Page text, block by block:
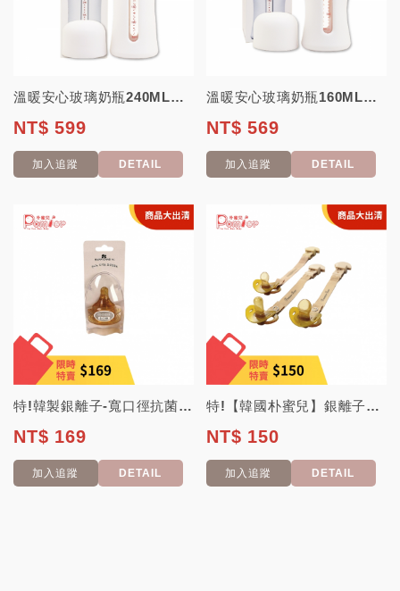
溫暖安心玻璃奶瓶240ML【韓國JOHANSON】(高品質玻璃奶瓶 可替換其他...
NT$ 599
加入追蹤 DETAIL
溫暖安心玻璃奶瓶160ML【韓國JOHANSON】(高品質玻璃奶瓶 可替換其他...
NT$ 569
加入追蹤 DETAIL
特!韓製銀離子-寬口徑抗菌奶嘴〈2入〉
NT$ 169
加入追蹤 DETAIL
特!【韓國朴蜜兒】銀離子安撫奶嘴+掛鍊組 出清特價
NT$ 150
加入追蹤 DETAIL